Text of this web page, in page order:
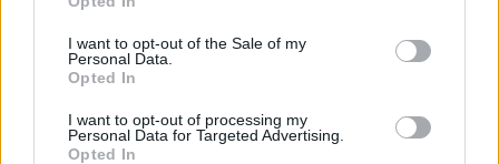
I want to opt-out of the Sale of my
Personal Data.
Opted In
I want to opt-out of processing my
Personal Data for Targeted Advertising.
Opted In
Πρωινή 5-8-2026
Ειδήσεις